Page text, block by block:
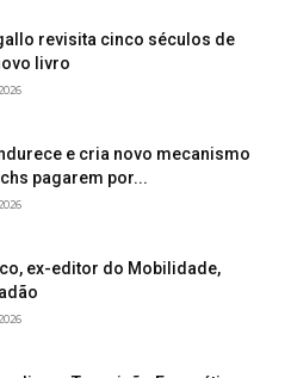
revisita cinco séculos de
livro
e cria novo mecanismo
pagarem por...
ex-editor do Mobilidade,